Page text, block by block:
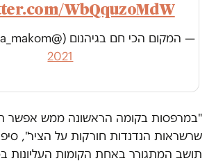
WbQquzoMdW
— המקום הכי חם בגיהנום (@ha_makom)
2021
"במרפסות בקומה הראשונה ממש אפשר
שרשראות הנדנדות חורקות על הציר",
תושב המתגורר באחת הקומות העליונות